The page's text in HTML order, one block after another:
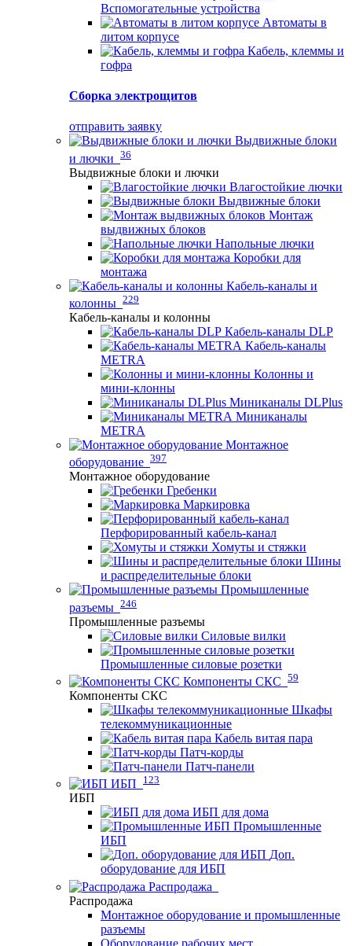
Вспомогательные устройства
Автоматы в
литом корпусе
Кабель, клеммы и
гофра
Сборка электрощитов
отправить заявку
Выдвижные блоки
и лючки 36
Выдвижные блоки и лючки
Влагостойкие лючки
Выдвижные блоки
Монтаж
выдвижных блоков
Напольные лючки
Коробки для
монтажа
Кабель-каналы и
колонны 229
Кабель-каналы и колонны
Кабель-каналы DLP
Кабель-каналы
METRA
Колонны и
мини-клонны
Миниканалы DLPlus
Миниканалы
METRA
Монтажное
оборудование 397
Монтажное оборудование
Гребенки
Маркировка
Перфорированный кабель-канал
Хомуты и стяжки
Шины
и распределительные блоки
Промышленные
разъемы 246
Промышленные разъемы
Силовые вилки
Промышленные силовые розетки
Компоненты СКС 59
Компоненты СКС
Шкафы
телекоммуникационные
Кабель витая пара
Патч-корды
Патч-панели
ИБП
123
ИБП
ИБП для дома
Промышленные
ИБП
Доп.
оборудование для ИБП
Распродажа
Распродажа
Монтажное оборудование и промышленные
разъемы
Оборудование рабочих мест